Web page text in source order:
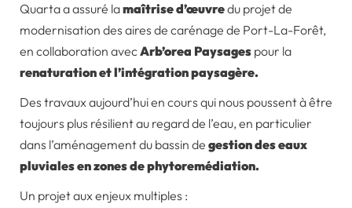
Quarta a assuré lamaîtrise d’œuvredu projet de
modernisation des aires de carénage de Port-La-Forêt,
en collaboration avecArb’orea Paysages pour la
renaturation et l’intégration paysagère.
Des travaux aujourd’hui en cours qui nous poussent à être
toujours plus résilient au regard de l’eau, en particulier
dans l’aménagement du bassin de gestion des eaux
pluviales en zones de phytoremédiation.
Un projet aux enjeux multiples :